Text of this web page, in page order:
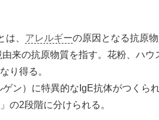
、 アレルギーの原因となる抗原物
来の抗原物質を指す。花粉、ハウ
り得る。
ゲン）に特異的なIgE抗体がつくら
の2段階に分けられる。